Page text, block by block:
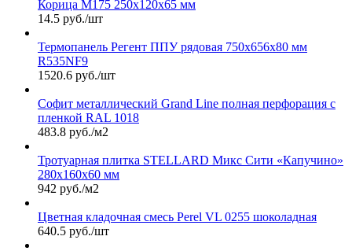
Корица М175 250х120х65 мм
14.5 руб./шт
Термопанель Регент ППУ рядовая 750х656х80 мм
R535NF9
1520.6 руб./шт
Софит металлический Grand Line полная перфорация с
пленкой RAL 1018
483.8 руб./м2
Тротуарная плитка STELLARD Микс Сити «Капучино»
280х160х60 мм
942 руб./м2
Цветная кладочная смесь Perel VL 0255 шоколадная
640.5 руб./шт